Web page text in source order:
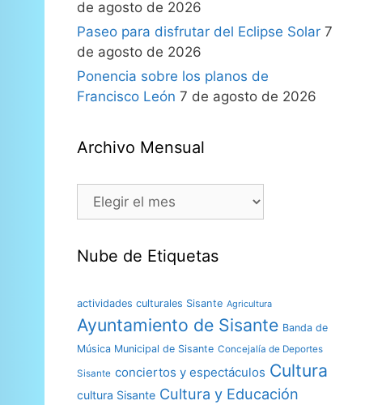
de agosto de 2026
Paseo para disfrutar del Eclipse Solar 7
de agosto de 2026
Ponencia sobre los planos de
Francisco León 7 de agosto de 2026
Archivo Mensual
Nube de Etiquetas
actividades culturales Sisante Agricultura
Ayuntamiento de Sisante Banda de
Música Municipal de Sisante Concejalía de Deportes
Sisante conciertos y espectáculos Cultura
cultura Sisante Cultura y Educación